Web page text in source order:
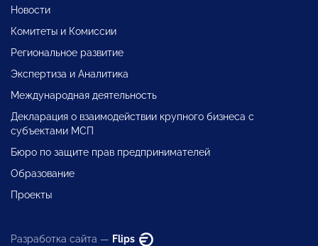
Новости
Комитеты и Комиссии
Региональное развитие
Экспертиза и Аналитика
Международная деятельность
Декларация о взаимодействии крупного бизнеса с
субъектами МСП
Бюро по защите прав предпринимателей
Образование
Проекты
Разработка сайта — Flips